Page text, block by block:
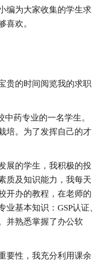
编为大家收集的学生求
喜欢。
贵的时间阅览我的求职
药专业的一名学生。
培。为了发挥自己的才
展的学生，我积极的投
质及知识能力，我每天
开办的教程，在老师的
基本知识：GSP认证、
并熟悉掌握了办公软
要性，我充分利用课余